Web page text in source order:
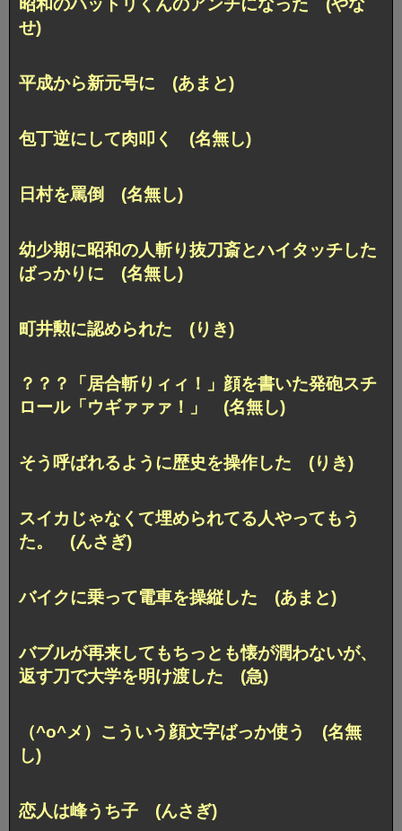
昭和のハットリくんのアンチになった (やな
せ)
平成から新元号に (あまと)
包丁逆にして肉叩く (名無し)
日村を罵倒 (名無し)
幼少期に昭和の人斬り抜刀斎とハイタッチした
ばっかりに (名無し)
町井勲に認められた (りき)
？？？「居合斬りィィ！」顔を書いた発砲スチ
ロール「ウギァァァ！」 (名無し)
そう呼ばれるように歴史を操作した (りき)
スイカじゃなくて埋められてる人やってもう
た。 (んさぎ)
バイクに乗って電車を操縦した (あまと)
バブルが再来してもちっとも懐が潤わないが、
返す刀で大学を明け渡した (急)
（^o^メ）こういう顔文字ばっか使う (名無
し)
恋人は峰うち子 (んさぎ)